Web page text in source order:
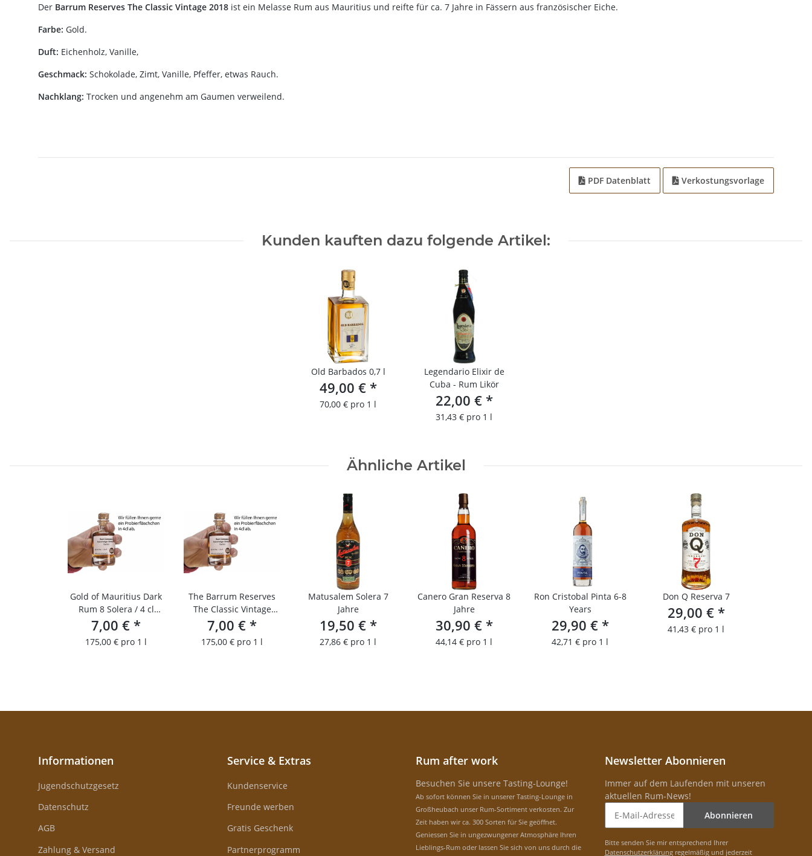
Der Barrum Reserves The Classic Vintage 2018 ist ein Melasse Rum aus Mauritius und reifte für ca. 7 Jahre in Fässern aus französischer Eiche.
Farbe: Gold.
Duft: Eichenholz, Vanille,
Geschmack: Schokolade, Zimt, Vanille, Pfeffer, etwas Rauch.
Nachklang: Trocken und angenehm am Gaumen verweilend.
PDF Datenblatt Verkostungsvorlage
Kunden kauften dazu folgende Artikel:
Old Barbados 0,7 l
49,00 € *
70,00 € pro 1 l
Legendario Elixir de
Cuba - Rum Likör
22,00 € *
31,43 € pro 1 l
Ähnliche Artikel
Gold of Mauritius Dark
Rum 8 Solera / 4 cl
Probierfläschchen
7,00 € *
175,00 € pro 1 l
The Barrum Reserves
The Classic Vintage
2018 / 4 cl
Probierfläschchen
7,00 € *
175,00 € pro 1 l
Matusalem Solera 7
Jahre
19,50 € *
27,86 € pro 1 l
Canero Gran Reserva 8
Jahre
30,90 € *
44,14 € pro 1 l
Ron Cristobal Pinta 6-8
Years
29,90 € *
42,71 € pro 1 l
Don Q Reserva 7
29,00 € *
41,43 € pro 1 l
Informationen
Jugendschutzgesetz
Datenschutz
AGB
Zahlung & Versand
Service & Extras
Kundenservice
Freunde werben
Gratis Geschenk
Partnerprogramm
Rum after work
Besuchen Sie unsere Tasting-Lounge!
Ab sofort können Sie in unserer Tasting-Lounge in
Großheubach unser Rum-Sortiment verkosten. Zur
Zeit haben wir ca. 300 Sorten für Sie geöffnet.
Geniessen Sie in ungezwungener Atmosphäre Ihren
Lieblings-Rum oder lassen Sie sich von uns durch die
Newsletter Abonnieren
Immer auf dem Laufenden mit unseren
aktuellen Rum-News!
Abonnieren
Bitte senden Sie mir entsprechend Ihrer
Datenschutzerklärungregelmäßig und jederzeit